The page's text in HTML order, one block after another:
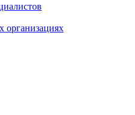
организациях